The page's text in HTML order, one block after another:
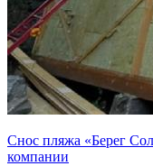
Снос пляжа «Берег
компании